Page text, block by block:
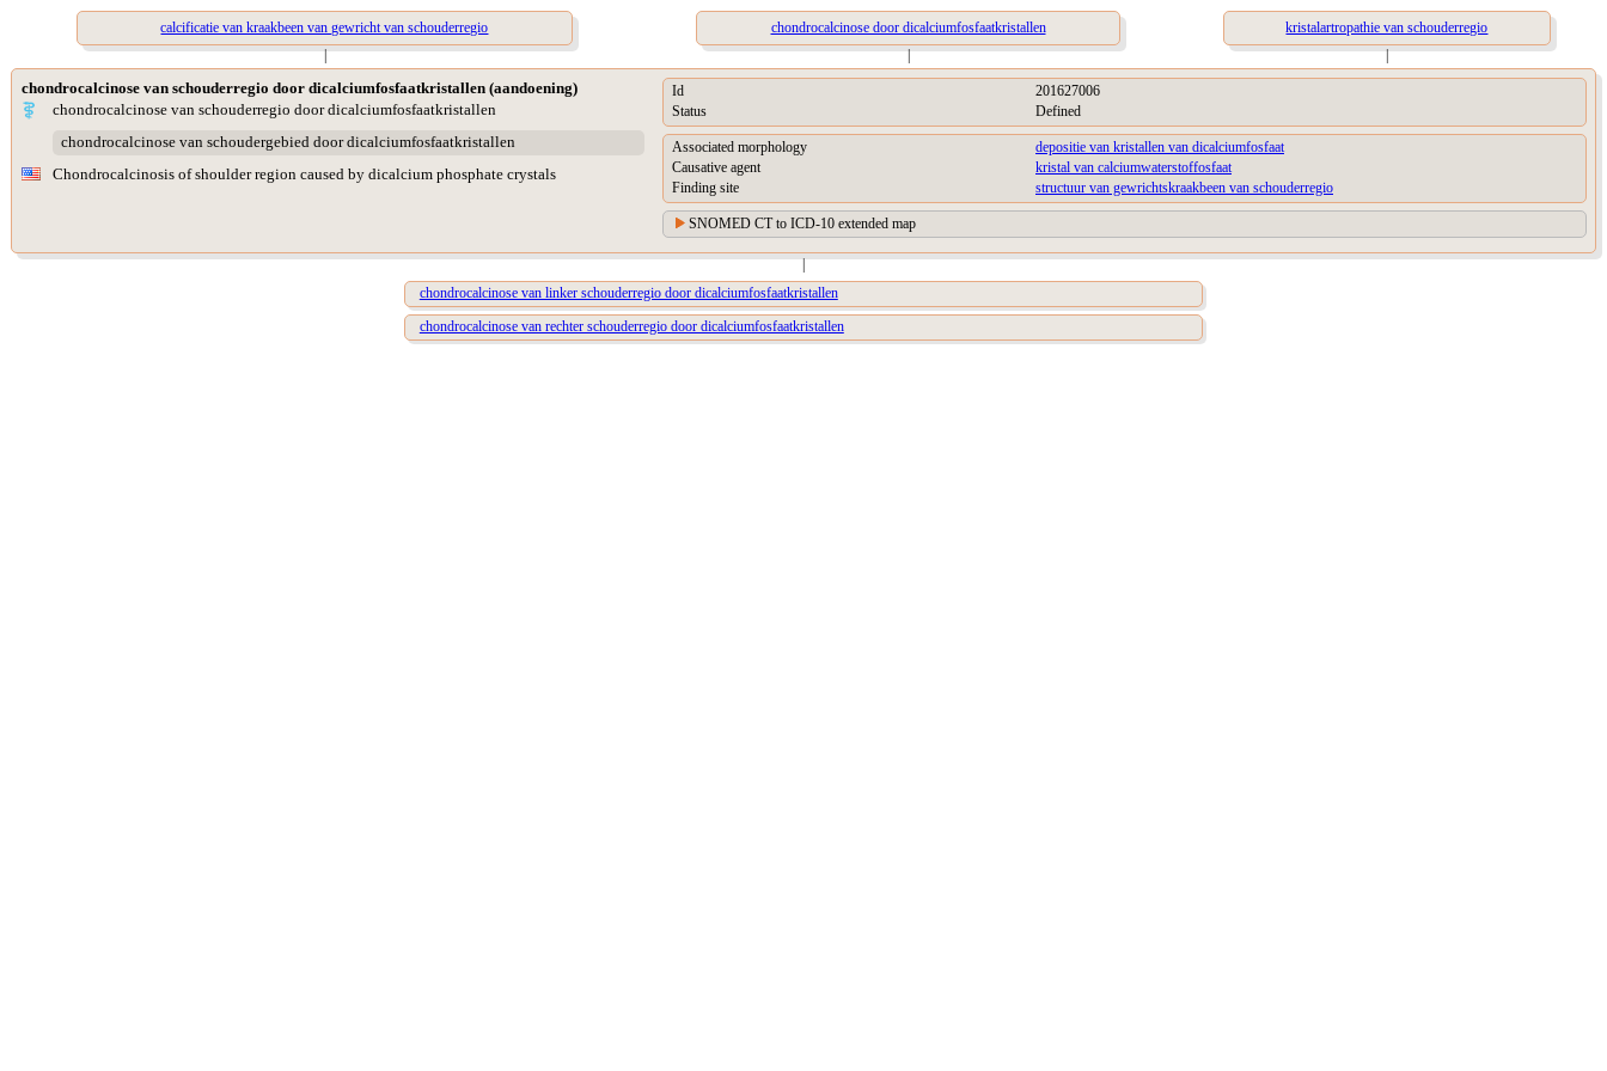
calcificatie van kraakbeen van gewricht van schouderregio chondrocalcinose door dicalciumfosfaatkristallen
kristalartropathie van schouderregio
|
| |
chondrocalcinose van schouderregio door dicalciumfosfaatkristallen (aandoening)
chondrocalcinose van schouderregio door dicalciumfosfaatkristallen
chondrocalcinose van schoudergebied door dicalciumfosfaatkristallen
Chondrocalcinosis of shoulder region caused by dicalcium phosphate crystals
Id
201627006
Status
Defined
Associated morphology
depositie van kristallen van dicalciumfosfaat
Causative agent
kristal van calciumwaterstoffosfaat
Finding site
structuur van gewrichtskraakbeen van schouderregio
SNOMED CT to ICD-10 extended map
|
chondrocalcinose van linker schouderregio door dicalciumfosfaatkristallen
chondrocalcinose van rechter schouderregio door dicalciumfosfaatkristallen